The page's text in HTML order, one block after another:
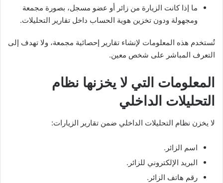
ما إذا كانت الزيارة من زائر أو عضو مسجل، بصورة مجمعة
ومجهولة ودون تخزين هوية الحساب داخل تقارير التحليلات.
تُستخدم هذه المعلومات لإنشاء تقارير إحصائية مجمعة، ولا تهدف إلى
التعرف المباشر على شخص معين.
المعلومات التي لا يخزنها نظام
التحليلات الداخلي
لا يخزن نظام التحليلات الداخلي ضمن تقارير الزيارات:
اسم الزائر.
البريد الإلكتروني للزائر.
رقم هاتف الزائر.